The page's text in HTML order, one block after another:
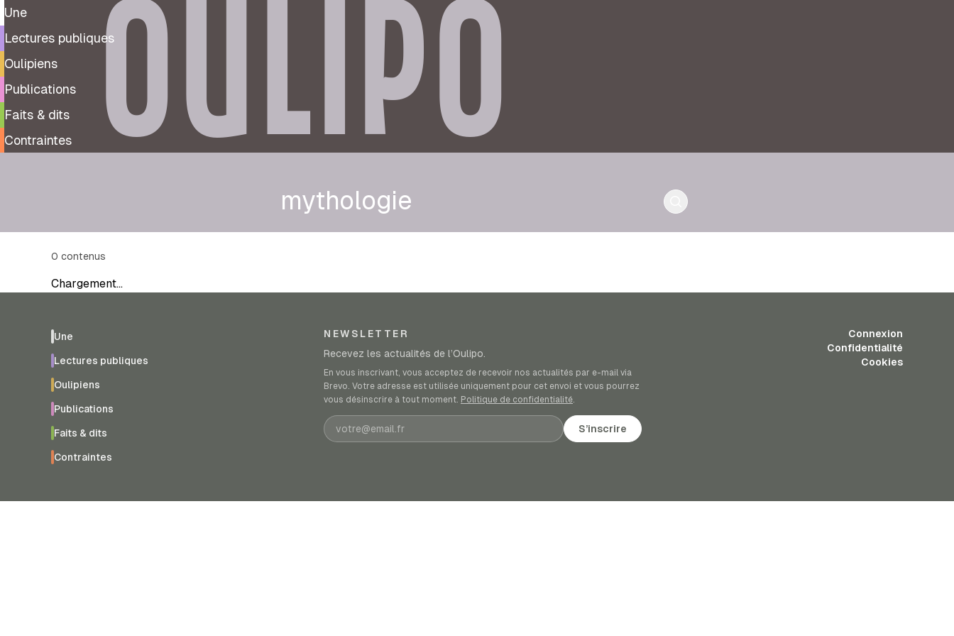
Une
Lectures publiques
Oulipiens
Publications
Faits & dits
Contraintes
OULIPO
mythologie
0 contenus
Chargement…
Une
Lectures publiques
Oulipiens
Publications
Faits & dits
Contraintes
NEWSLETTER
Recevez les actualités de l’Oulipo.
En vous inscrivant, vous acceptez de recevoir nos actualités par e-mail via
Brevo. Votre adresse est utilisée uniquement pour cet envoi et vous pourrez
vous désinscrire à tout moment. Politique de confidentialité.
Adresse e-mail S’inscrire
Connexion
Confidentialité
Cookies